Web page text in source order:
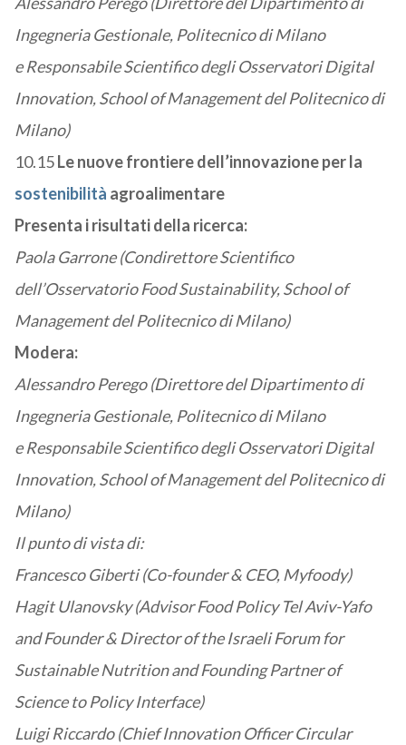
Ingegneria Gestionale, Politecnico di Milano
e Responsabile Scientifico degli Osservatori Digital
Innovation, School of Management del Politecnico di
Milano)
10.15Le nuove frontiere dell’innovazione per la
sostenibilità agroalimentare
Presenta i risultati della ricerca:
Paola Garrone (Condirettore Scientifico
dell’Osservatorio Food Sustainability, School of
Management del Politecnico di Milano)
Modera:
Alessandro Perego (Direttore del Dipartimento di
Ingegneria Gestionale, Politecnico di Milano
e Responsabile Scientifico degli Osservatori Digital
Innovation, School of Management del Politecnico di
Milano)
Il punto di vista di:
Francesco Giberti (Co-founder & CEO, Myfoody)
Hagit Ulanovsky (Advisor Food Policy Tel Aviv-Yafo
and Founder & Director of the Israeli Forum for
Sustainable Nutrition and Founding Partner of
Science to Policy Interface)
Luigi Riccardo (Chief Innovation Officer Circular